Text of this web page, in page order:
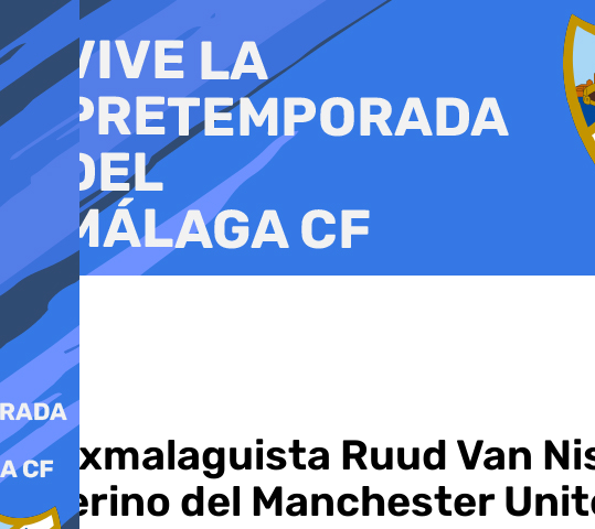
al
contenido
El exmalaguista Ruud Van
interino del Manchester